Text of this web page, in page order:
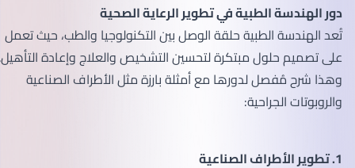
دور الهندسة الطبية في تطوير الرعاية الصحية
تُعد الهندسة الطبية حلقة الوصل بين التكنولوجيا والطب، حيث تعمل
على تصميم حلول مبتكرة لتحسين التشخيص والعلاج وإعادة التأهيل.
وهذا شرح مُفصل لدورها مع أمثلة بارزة مثل الأطراف الصناعية
والروبوتات الجراحية: